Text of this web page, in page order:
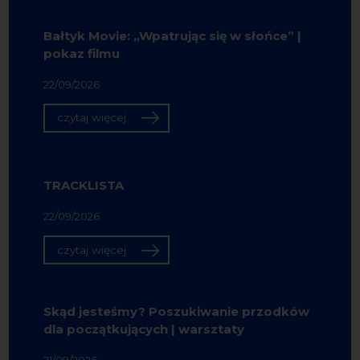
Bałtyk Movie: „Wpatrując się w słońce” |
pokaz filmu
22/09/2026
czytaj więcej
TRACKLISTA
22/09/2026
czytaj więcej
Skąd jesteśmy? Poszukiwanie przodków
dla początkujących | warsztaty